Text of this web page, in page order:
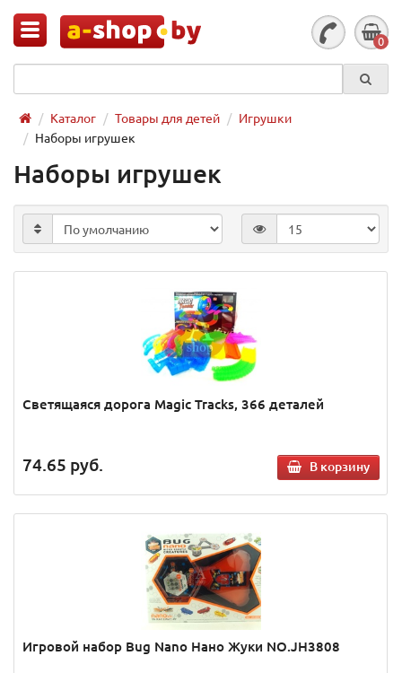
0
Каталог Товары для детей
Игрушки
Наборы игрушек
Наборы игрушек
Светящаяся дорога Magic Tracks, 366 деталей
74.65 руб. В корзину
Игровой набор Bug Nano Нано Жуки NO.JH3808